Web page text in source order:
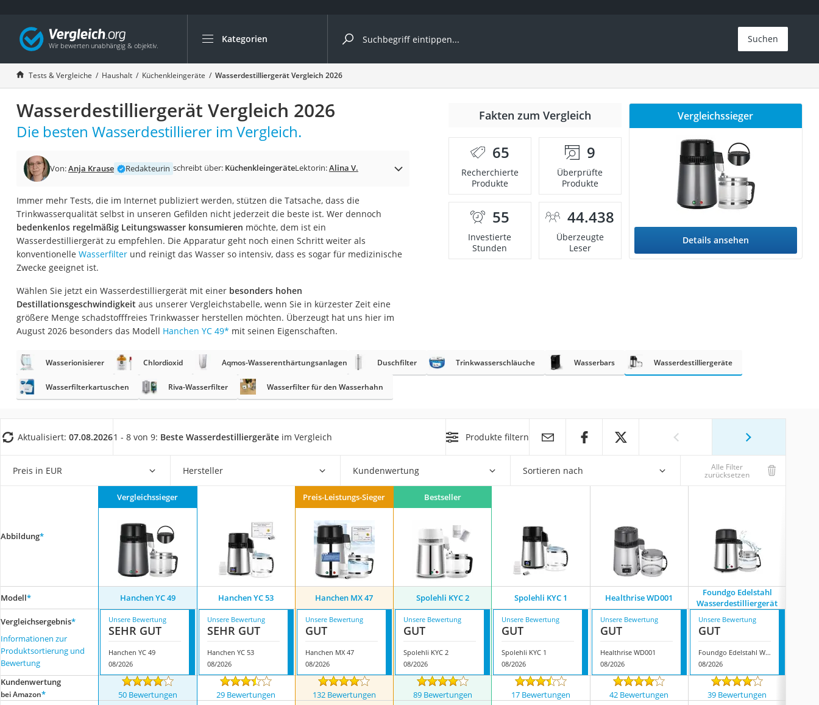
Kategorien
Die beliebtesten Vergleiche nach Kategorie
Haushalt
Wassersprudler
Zentralstaubsauger
Brotbackautomat
Wäschespinne
Spülmaschinentabs
Akku-Staubsauger
Eierkocher
AEG-Waschmaschine
Handstaubsauger
Milchaufschäumer
Reiskocher
Heißwasserspender
Tierhaarstaubsauger
Nespresso-Maschine
Service
Suchen
Tests & Vergleiche Haushalt Küchenkleingeräte Wasserdestilliergerät Vergleich 2026
Wasserdestilliergerät Vergleich 2026
Die besten Wasserdestillierer im Vergleich.
Von:Anja Krause Redakteurin schreibt über: KüchenkleingeräteLektorin:Alina V.
Immer mehr Tests, die im Internet publiziert werden, stützen die Tatsache, dass die
Trinkwasserqualität selbst in unseren Gefilden nicht jederzeit die beste ist. Wer dennoch
bedenkenlos regelmäßig Leitungswasser konsumieren möchte, dem ist ein
Wasserdestilliergerät zu empfehlen. Die Apparatur geht noch einen Schritt weiter als
konventionelle Wasserfilterund reinigt das Wasser so intensiv, dass es sogar für medizinische
Zwecke geeignet ist.
Wählen Sie jetzt ein Wasserdestilliergerät mit einer besonders hohen
Destillationsgeschwindigkeit aus unserer Vergleichstabelle, wenn Sie in kürzester Zeit eine
größere Menge schadstofffreies Trinkwasser herstellen möchten. Überzeugt hat uns hier im
August 2026 besonders das Modell Hanchen YC 49* mit seinen Eigenschaften.
Fakten zum Vergleich
65
Recherchierte
Produkte
9
Überprüfte
Produkte
55
Investierte
Stunden
44.438
Überzeugte
Leser
Vergleichssieger
Details ansehen
Wasserionisierer Chlordioxid Aqmos-Wasserenthärtungsanlagen Duschfilter Trinkwasserschläuche Wasserbars Wasserdestilliergeräte
Wasserfilterkartuschen Riva-Wasserfilter Wasserfilter für den Wasserhahn
Aktualisiert: 07.08.20261 - 8 von 9: Beste Wasserdestilliergeräte im Vergleich Produkte filtern
Preis in EUR Hersteller Kundenwertung Sortieren nach Alle Filter
zurücksetzen
Abbildung*
Vergleichssieger Preis-Leistungs-Sieger Bestseller
Modell* Hanchen YC 49 Hanchen ‎YC 53 Hanchen MX 47 Spolehli KYC 2 Spolehli KYC 1 Healthrise WD001
Foundgo Edelstahl
Wasserdestilliergerät
Vergleichsergebnis*
Informationen zur
Produktsortierung und
Bewertung
Unsere Bewertung
SEHR GUT
Hanchen YC 49
08/2026
Unsere Bewertung
SEHR GUT
Hanchen ‎YC 53
08/2026
Unsere Bewertung
GUT
Hanchen MX 47
08/2026
Unsere Bewertung
GUT
Spolehli KYC 2
08/2026
Unsere Bewertung
GUT
Spolehli KYC 1
08/2026
Unsere Bewertung
GUT
Healthrise WD001
08/2026
Unsere Bewertung
GUT
Foundgo Edelstahl Wasserdestilliergerät
08/2026
Kundenwertung
bei Amazon* 50 Bewertungen 29 Bewertungen 132 Bewertungen 89 Bewertungen 17 Bewertungen 42 Bewertungen 39 Bewertungen